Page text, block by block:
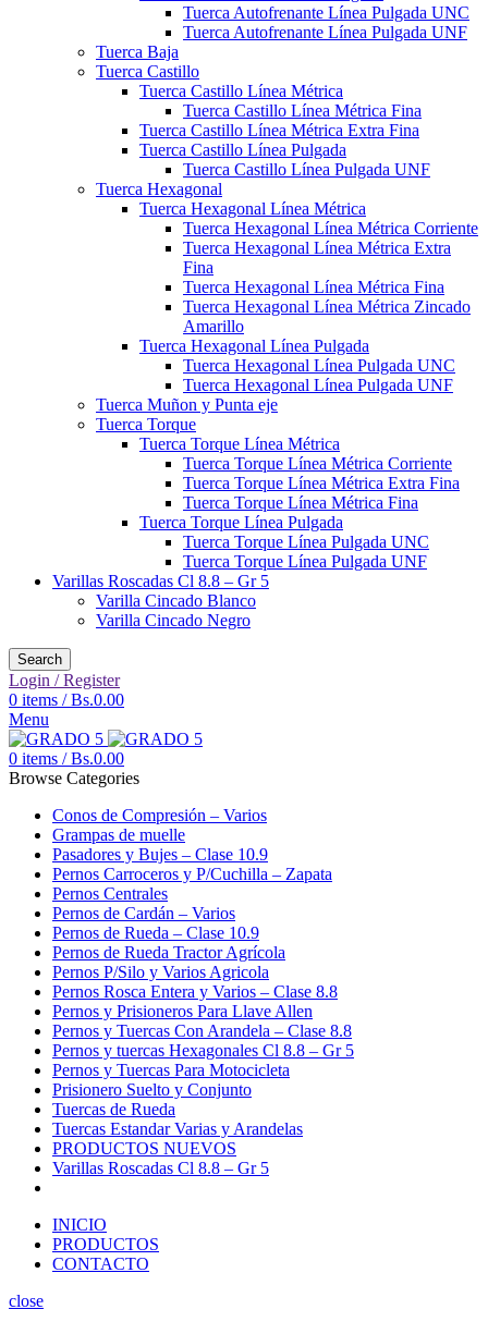
Tuerca Autofrenante Línea Pulgada UNC
Tuerca Autofrenante Línea Pulgada UNF
Tuerca Baja
Tuerca Castillo
Tuerca Castillo Línea Métrica
Tuerca Castillo Línea Métrica Fina
Tuerca Castillo Línea Métrica Extra Fina
Tuerca Castillo Línea Pulgada
Tuerca Castillo Línea Pulgada UNF
Tuerca Hexagonal
Tuerca Hexagonal Línea Métrica
Tuerca Hexagonal Línea Métrica Corriente
Tuerca Hexagonal Línea Métrica Extra
Fina
Tuerca Hexagonal Línea Métrica Fina
Tuerca Hexagonal Línea Métrica Zincado
Amarillo
Tuerca Hexagonal Línea Pulgada
Tuerca Hexagonal Línea Pulgada UNC
Tuerca Hexagonal Línea Pulgada UNF
Tuerca Muñon y Punta eje
Tuerca Torque
Tuerca Torque Línea Métrica
Tuerca Torque Línea Métrica Corriente
Tuerca Torque Línea Métrica Extra Fina
Tuerca Torque Línea Métrica Fina
Tuerca Torque Línea Pulgada
Tuerca Torque Línea Pulgada UNC
Tuerca Torque Línea Pulgada UNF
Varillas Roscadas Cl 8.8 – Gr 5
Varilla Cincado Blanco
Varilla Cincado Negro
Search
Login / Register
0 items / Bs.0.00
Menu
0 items / Bs.0.00
Browse Categories
Conos de Compresión – Varios
Grampas de muelle
Pasadores y Bujes – Clase 10.9
Pernos Carroceros y P/Cuchilla – Zapata
Pernos Centrales
Pernos de Cardán – Varios
Pernos de Rueda – Clase 10.9
Pernos de Rueda Tractor Agrícola
Pernos P/Silo y Varios Agricola
Pernos Rosca Entera y Varios – Clase 8.8
Pernos y Prisioneros Para Llave Allen
Pernos y Tuercas Con Arandela – Clase 8.8
Pernos y tuercas Hexagonales Cl 8.8 – Gr 5
Pernos y Tuercas Para Motocicleta
Prisionero Suelto y Conjunto
Tuercas de Rueda
Tuercas Estandar Varias y Arandelas
PRODUCTOS NUEVOS
Varillas Roscadas Cl 8.8 – Gr 5
INICIO
PRODUCTOS
CONTACTO
close